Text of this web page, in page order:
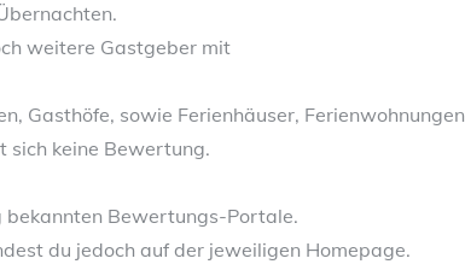
weitere Gastgeber mit
Gasthöfe, sowie Ferienhäuser, Ferienwohnungen
sich keine Bewertung.
bekannten Bewertungs-Portale.
du jedoch auf der jeweiligen Homepage.